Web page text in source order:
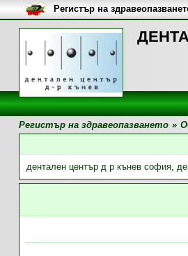
Регистър на
Регистър на здравеопазването »
дентален център д р кънев софия,